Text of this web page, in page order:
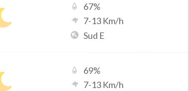
67%
7-13 Km/h
Sud E
69%
7-13 Km/h